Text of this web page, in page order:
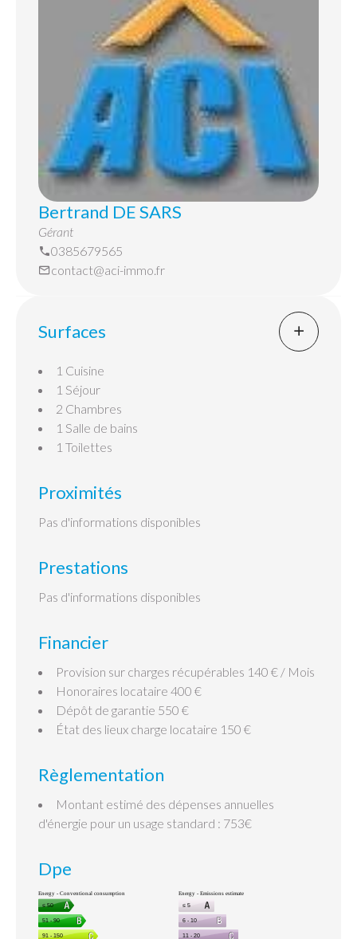
BARRES DE MAINTIEN,SIEGE RABATTABLE -
WC - CAVE-UN GARAGE-
LOYER 550 €, LES PROVISIONS DE CHARGES
MENSUELLES DE 140 € COMPRENNENT L'
ENTRETIEN DES COMMUNS - L' EAU FROIDE,
L'EAU CHAUDE ET LE CHAUFFAGE COLLECTIF
STATIONNENEMENT FACILE DEVANT
L'IMMEUBLE.
Bertrand DE SARS
Gérant
0385679565
contact@aci-immo.fr
Surfaces
1 Cuisine
1 Séjour
2 Chambres
1 Salle de bains
1 Toilettes
Proximités
Pas d'informations disponibles
Prestations
Pas d'informations disponibles
Financier
Provision sur charges récupérables 140 € / Mois
Honoraires locataire 400 €
Dépôt de garantie 550 €
État des lieux charge locataire 150 €
Règlementation
Montant estimé des dépenses annuelles
d'énergie pour un usage standard : 753€
Dpe